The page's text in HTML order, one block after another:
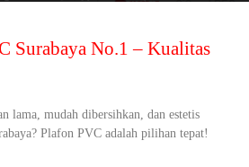
Surabaya No.1 – Kualitas
lama, mudah dibersihkan, dan estetis
Plafon PVC adalah pilihan tepat!